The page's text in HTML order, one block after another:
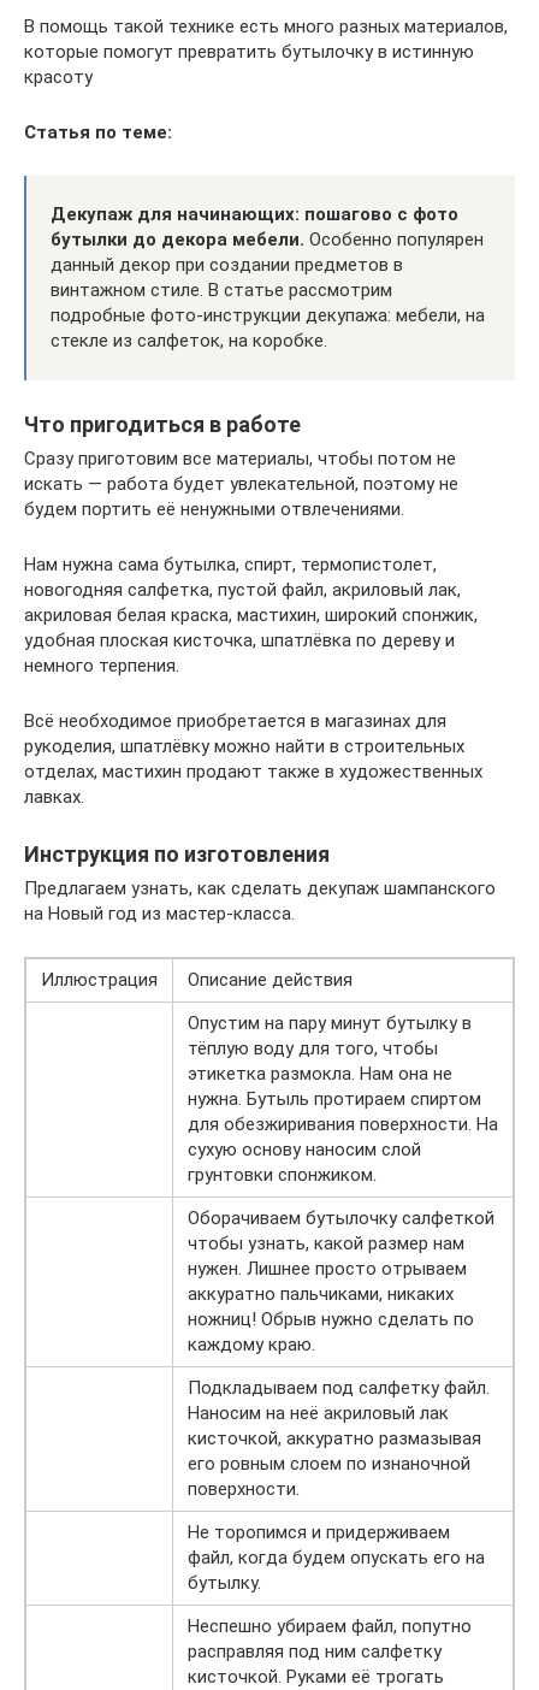
В помощь такой технике есть много разных материалов,
которые помогут превратить бутылочку в истинную
красоту
Статья по теме:
Декупаж для начинающих: пошагово с фото
бутылки до декора мебели. Особенно популярен
данный декор при создании предметов в
винтажном стиле. В статье рассмотрим
подробные фото-инструкции декупажа: мебели, на
стекле из салфеток, на коробке.
Что пригодиться в работе
Сразу приготовим все материалы, чтобы потом не
искать — работа будет увлекательной, поэтому не
будем портить её ненужными отвлечениями.
Нам нужна сама бутылка, спирт, термопистолет,
новогодняя салфетка, пустой файл, акриловый лак,
акриловая белая краска, мастихин, широкий спонжик,
удобная плоская кисточка, шпатлёвка по дереву и
немного терпения.
Всё необходимое приобретается в магазинах для
рукоделия, шпатлёвку можно найти в строительных
отделах, мастихин продают также в художественных
лавках.
Инструкция по изготовления
Предлагаем узнать, как сделать декупаж шампанского
на Новый год из мастер-класса.
Иллюстрация
Описание действия
Опустим на пару минут бутылку в
тёплую воду для того, чтобы
этикетка размокла. Нам она не
нужна. Бутыль протираем спиртом
для обезжиривания поверхности. На
сухую основу наносим слой
грунтовки спонжиком.
Оборачиваем бутылочку салфеткой
чтобы узнать, какой размер нам
нужен. Лишнее просто отрываем
аккуратно пальчиками, никаких
ножниц! Обрыв нужно сделать по
каждому краю.
Подкладываем под салфетку файл.
Наносим на неё акриловый лак
кисточкой, аккуратно размазывая
его ровным слоем по изнаночной
поверхности.
Не торопимся и придерживаем
файл, когда будем опускать его на
бутылку.
Неспешно убираем файл, попутно
расправляя под ним салфетку
кисточкой. Руками её трогать